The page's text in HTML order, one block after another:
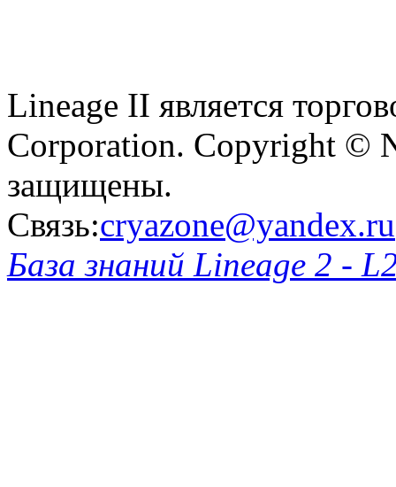
Lineage II является
Corporation. Copyright ©
защищены.
Связь:cryazone@yandex.ru
База знаний Lineage 2 -